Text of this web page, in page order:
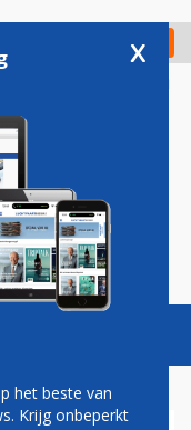
Check in
Vacatures
x
het beste van
Krijg onbeperkt